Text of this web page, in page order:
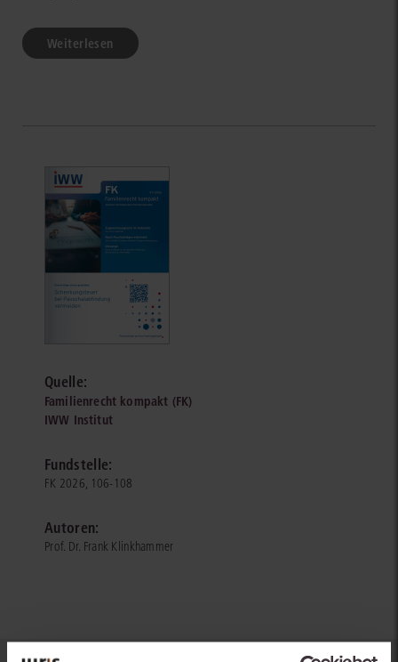
Weiterlesen
Quelle:
Familienrecht kompakt (FK)
IWW Institut
Fundstelle:
FK 2026, 106-108
Autoren:
Prof. Dr. Frank Klinkhammer